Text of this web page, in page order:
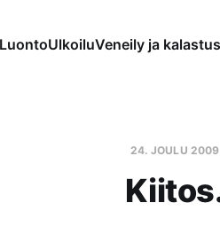
LuontoUlkoiluVeneily ja kalastus
24. JOULU 2009